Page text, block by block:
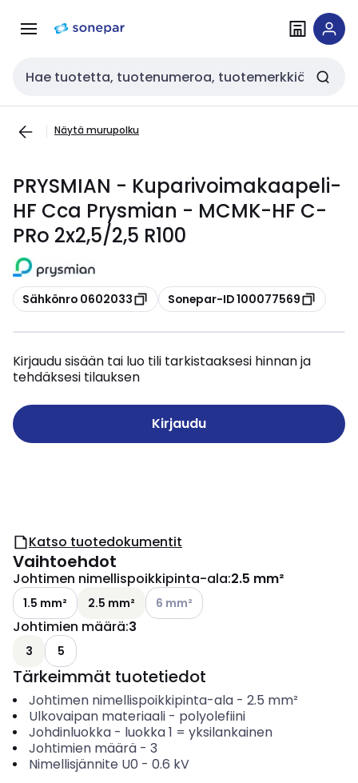
navigointiinsisältöön
Haku
Näytä murupolku
PRYSMIAN - Kuparivoimakaapeli-
HF Cca Prysmian - MCMK-HF C-
PRo 2x2,5/2,5 R100
Kopioi
Sähkönro 0602033 Kopioi
Sonepar-ID 100077569
Kirjaudu sisään tai luo tili tarkistaaksesi hinnan ja
tehdäksesi tilauksen
Kirjaudu
Katso tuotedokumentit
Vaihtoehdot
Johtimen nimellispoikkipinta-ala:2.5 mm²
1.5 mm² 2.5 mm² Katso käytettävissä olevat
6 mm²
Johtimien määrä:3
3 5
Tärkeimmät tuotetiedot
Johtimen nimellispoikkipinta-ala- 2.5 mm²
Ulkovaipan materiaali- polyolefiini
Johdinluokka- luokka 1 = yksilankainen
Johtimien määrä- 3
Nimellisjännite U0 - 0.6 kV